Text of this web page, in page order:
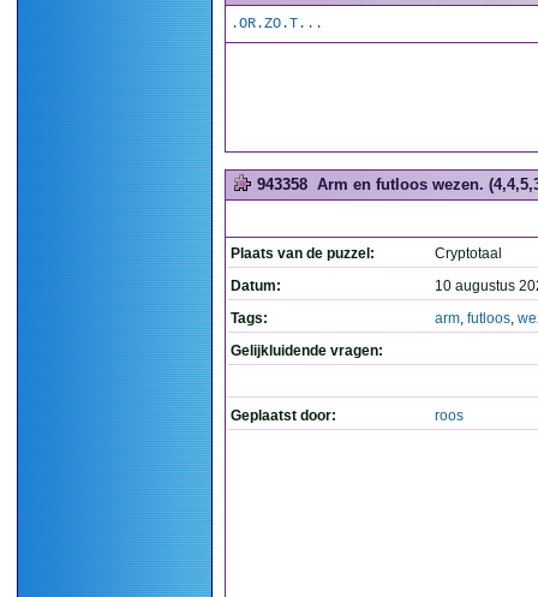
.OR.ZO.T...
943358 Arm en futloos wezen.
Plaats van de puzzel:
Cryptotaal
Datum:
10 augustus
Tags:
arm, futloos,
Gelijkluidende vragen:
Geplaatst door: roos